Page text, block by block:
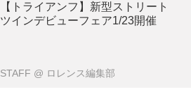
【トライアンフ】新型ストリート
ツインデビューフェア1/23開催
STAFF @ ロレンス編集部